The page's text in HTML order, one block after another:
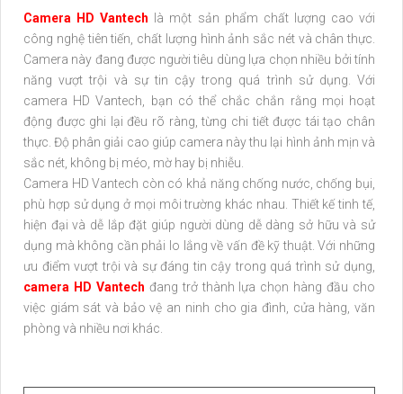
Camera HD Vantech
là một sản phẩm chất lượng cao với
công nghệ tiên tiến, chất lượng hình ảnh sắc nét và chân thực.
Camera này đang được người tiêu dùng lựa chọn nhiều bởi tính
năng vượt trội và sự tin cậy trong quá trình sử dụng. Với
camera HD Vantech, bạn có thể chắc chắn rằng mọi hoạt
động được ghi lại đều rõ ràng, từng chi tiết được tái tạo chân
thực. Độ phân giải cao giúp camera này thu lại hình ảnh mịn và
sắc nét, không bị méo, mờ hay bị nhiễu.
Camera HD Vantech còn có khả năng chống nước, chống bụi,
phù hợp sử dụng ở mọi môi trường khác nhau. Thiết kế tinh tế,
hiện đại và dễ lắp đặt giúp người dùng dễ dàng sở hữu và sử
dụng mà không cần phải lo lắng về vấn đề kỹ thuật. Với những
ưu điểm vượt trội và sự đáng tin cậy trong quá trình sử dụng,
camera HD Vantech đang trở thành lựa chọn hàng đầu cho
việc giám sát và bảo vệ an ninh cho gia đình, cửa hàng, văn
phòng và nhiều nơi khác.